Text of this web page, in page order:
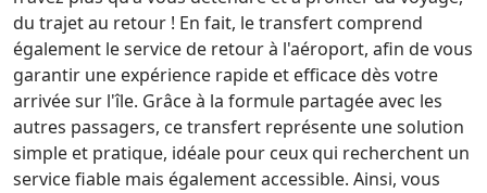
du trajet au retour ! En fait, le transfert comprend
également le service de retour à l'aéroport, afin de vous
garantir une expérience rapide et efficace dès votre
arrivée sur l'île. Grâce à la formule partagée avec les
autres passagers, ce transfert représente une solution
simple et pratique, idéale pour ceux qui recherchent un
service fiable mais également accessible. Ainsi, vous